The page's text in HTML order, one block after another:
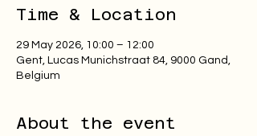
Time & Location
29 May 2026, 10:00 – 12:00
Gent, Lucas Munichstraat 84, 9000 Gand,
Belgium
About the event